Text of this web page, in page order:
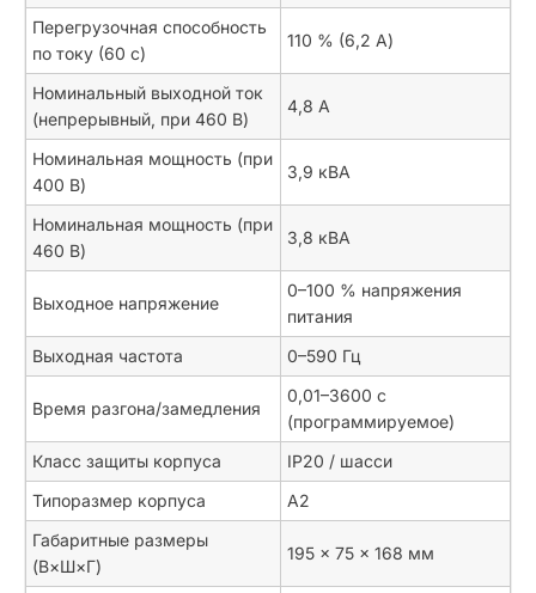
Перегрузочная способность
по току (60 с)
110 % (6,2 А)
Номинальный выходной ток
(непрерывный, при 460 В)
4,8 А
Номинальная мощность (при
400 В)
3,9 кВА
Номинальная мощность (при
460 В)
3,8 кВА
Выходное напряжение
0–100 % напряжения
питания
Выходная частота
0–590 Гц
Время разгона/замедления
0,01–3600 с
(программируемое)
Класс защиты корпуса
IP20 / шасси
Типоразмер корпуса
A2
Габаритные размеры
(В×Ш×Г)
195 × 75 × 168 мм